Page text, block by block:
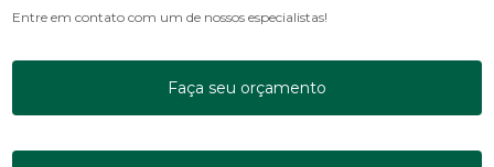
Entre em contato com um de nossos especialistas!
Faça seu orçamento